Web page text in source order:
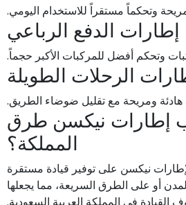
وتحكماً مستقراً للاستخدام اليومي.
إطارات الدفع الرباعي
وتحكم أفضل للمركبات الأكبر حجماً.
الرحلات الطويلة
هادئة ومريحة مع تقليل ضوضاء الطريق.
إطارات نيكسن طرق
المملكة؟
نيكسن على توفير قيادة مستقرة
أو على الطرق السريعة، مما يجعلها
في المملكة العربية السعودية.